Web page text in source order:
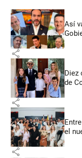
Así
share
Diez
de
share
el
share